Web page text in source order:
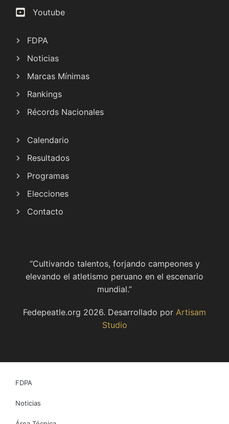
Youtube
FDPA
Noticias
Marcas Mínimas
Rankings
Récords Nacionales
Calendario
Resultados
Programas
Elecciones
Contacto
“Cultivando talentos, forjando campeones y
elevando el atletismo peruano en el escenario
mundial.”
Fedepeatle.org 2026. Desarrollado por Artisam
Studio
FDPA
Noticias